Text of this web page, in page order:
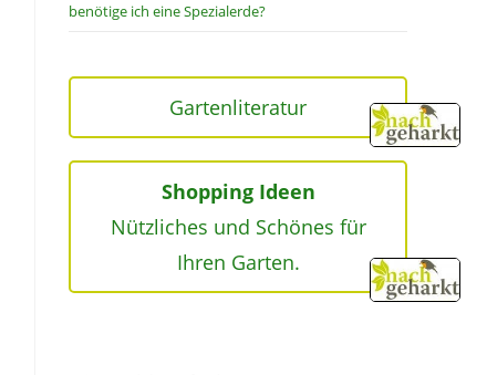
benötige ich eine Spezialerde?
Gartenliteratur
Shopping Ideen
Nützliches und Schönes für
Ihren Garten.